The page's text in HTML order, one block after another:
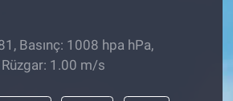
Basınç: 1008 hpa hPa,
Rüzgar: 1.00 m/s